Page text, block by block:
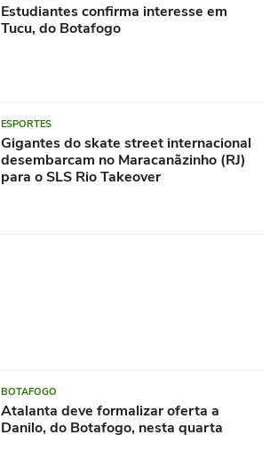
Estudiantes confirma interesse em
Tucu, do Botafogo
ESPORTES
Gigantes do skate street internacional
desembarcam no Maracanãzinho (RJ)
para o SLS Rio Takeover
BOTAFOGO
Atalanta deve formalizar oferta a
Danilo, do Botafogo, nesta quarta